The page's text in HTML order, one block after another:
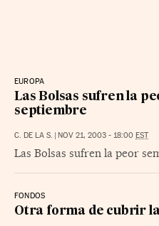
EUROPA
Las Bolsas sufren la
septiembre
C. DE LA S. | NOV 21, 2003 - 18:00 EST
Las Bolsas sufren la peor
FONDOS
Otra forma de cubrir